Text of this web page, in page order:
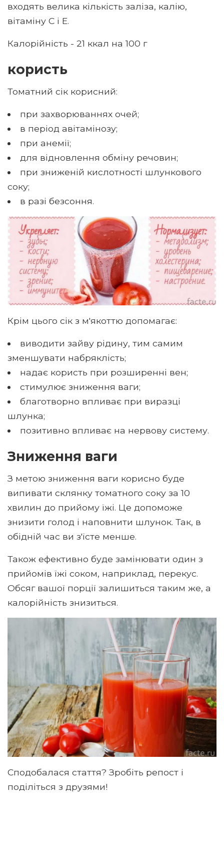
входять велика кількість заліза, калію,
вітаміну С і Е.
Калорійність - 21 ккал на 100 г
користь
Томатний сік корисний:
при захворюваннях очей;
в період авітамінозу;
при анемії;
для відновлення обміну речовин;
при зниженій кислотності шлункового
соку;
в разі безсоння.
Крім цього сік з м'якоттю допомагає:
виводити зайву рідину, тим самим
зменшувати набряклість;
надає користь при розширенні вен;
стимулює зниження ваги;
благотворно впливає при виразці
шлунка;
позитивно впливає на нервову систему.
Зниження ваги
З метою зниження ваги корисно буде
випивати склянку томатного соку за 10
хвилин до прийому їжі. Це допоможе
знизити голод і наповнити шлунок. Так, в
обідній час ви з'їсте менше.
Також ефективно буде замінювати один з
прийомів їжі соком, наприклад, перекус.
Обсяг вашої порції залишиться таким же, а
калорійність знизиться.
Сподобалася стаття? Зробіть репост і
поділіться з друзями!